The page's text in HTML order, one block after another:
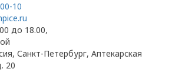
10
до 18.00,
Санкт-Петербург, Аптекарская
20